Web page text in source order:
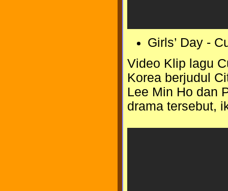
Girls’ Day -
Video Klip lagu
Korea berjudul
Lee Min Ho dan
drama tersebut,